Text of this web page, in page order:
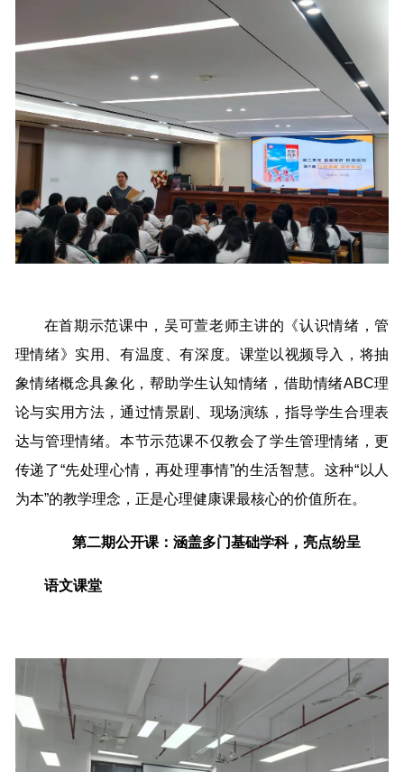
在首期示范课中，吴可萱老师主讲的《认识情绪，管
理情绪》实用、有温度、有深度。课堂以视频导入，将抽
象情绪概念具象化，帮助学生认知情绪，借助情绪ABC理
论与实用方法，通过情景剧、现场演练，指导学生合理表
达与管理情绪。本节示范课不仅教会了学生管理情绪，更
传递了“先处理心情，再处理事情”的生活智慧。这种“以人
为本”的教学理念，正是心理健康课最核心的价值所在。
第二期公开课： 涵盖多门基础学科，亮点纷呈
语文课堂